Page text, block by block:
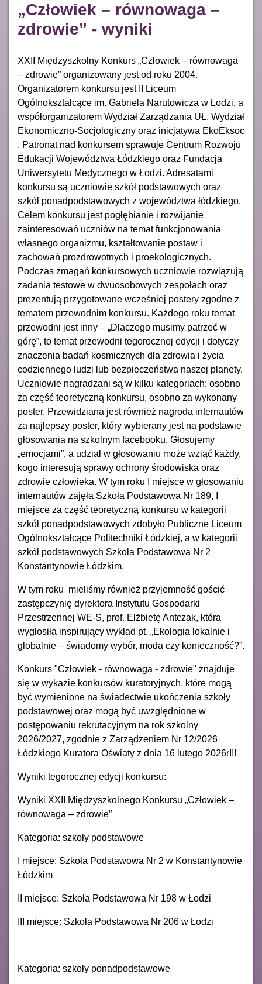
„Człowiek – równowaga –
zdrowie” - wyniki
XXII Międzyszkolny Konkurs „Człowiek – równowaga
– zdrowie” organizowany jest od roku 2004.
Organizatorem konkursu jest II Liceum
Ogólnokształcące im. Gabriela Narutowicza w Łodzi, a
współorganizatorem Wydział Zarządzania UŁ, Wydział
Ekonomiczno-Socjologiczny oraz inicjatywa EkoEksoc
. Patronat nad konkursem sprawuje Centrum Rozwoju
Edukacji Województwa Łódzkiego oraz Fundacja
Uniwersytetu Medycznego w Łodzi. Adresatami
konkursu są uczniowie szkół podstawowych oraz
szkół ponadpodstawowych z województwa łódzkiego.
Celem konkursu jest pogłębianie i rozwijanie
zainteresowań uczniów na temat funkcjonowania
własnego organizmu, kształtowanie postaw i
zachowań prozdrowotnych i proekologicznych.
Podczas zmagań konkursowych uczniowie rozwiązują
zadania testowe w dwuosobowych zespołach oraz
prezentują przygotowane wcześniej postery zgodne z
tematem przewodnim konkursu. Każdego roku temat
przewodni jest inny – „Dlaczego musimy patrzeć w
górę”, to temat przewodni tegorocznej edycji i dotyczy
znaczenia badań kosmicznych dla zdrowia i życia
codziennego ludzi lub bezpieczeństwa naszej planety.
Uczniowie nagradzani są w kilku kategoriach: osobno
za część teoretyczną konkursu, osobno za wykonany
poster. Przewidziana jest również nagroda internautów
za najlepszy poster, który wybierany jest na podstawie
głosowania na szkolnym facebooku. Głosujemy
„emocjami”, a udział w głosowaniu może wziąć każdy,
kogo interesują sprawy ochrony środowiska oraz
zdrowie człowieka. W tym roku I miejsce w głosowaniu
internautów zajęła Szkoła Podstawowa Nr 189, I
miejsce za część teoretyczną konkursu w kategorii
szkół ponadpodstawowych zdobyło Publiczne Liceum
Ogólnokształcące Politechniki Łódzkiej, a w kategorii
szkół podstawowych Szkoła Podstawowa Nr 2
Konstantynowie Łódzkim.
W tym roku mieliśmy również przyjemność gościć
zastępczynię dyrektora Instytutu Gospodarki
Przestrzennej WE-S, prof. Elżbietę Antczak, która
wygłosiła inspirujący wykład pt. „Ekologia lokalnie i
globalnie – świadomy wybór, moda czy konieczność?”.
Konkurs "Człowiek - równowaga - zdrowie" znajduje
się w wykazie konkursów kuratoryjnych, które mogą
być wymienione na świadectwie ukończenia szkoły
podstawowej oraz mogą być uwzględnione w
postępowaniu rekrutacyjnym na rok szkolny
2026/2027, zgodnie z Zarządzeniem Nr 12/2026
Łódzkiego Kuratora Oświaty z dnia 16 lutego 2026r!!!
Wyniki tegorocznej edycji konkursu:
Wyniki XXII Międzyszkolnego Konkursu „Człowiek –
równowaga – zdrowie”
Kategoria: szkoły podstawowe
I miejsce: Szkoła Podstawowa Nr 2 w Konstantynowie
Łódzkim
II miejsce: Szkoła Podstawowa Nr 198 w Łodzi
III miejsce: Szkoła Podstawowa Nr 206 w Łodzi
Kategoria: szkoły ponadpodstawowe